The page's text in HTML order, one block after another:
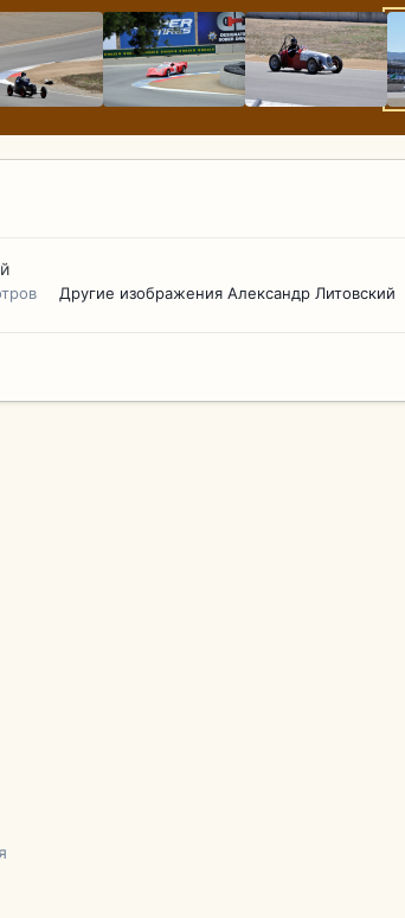
Другие изображения Александр Литовский